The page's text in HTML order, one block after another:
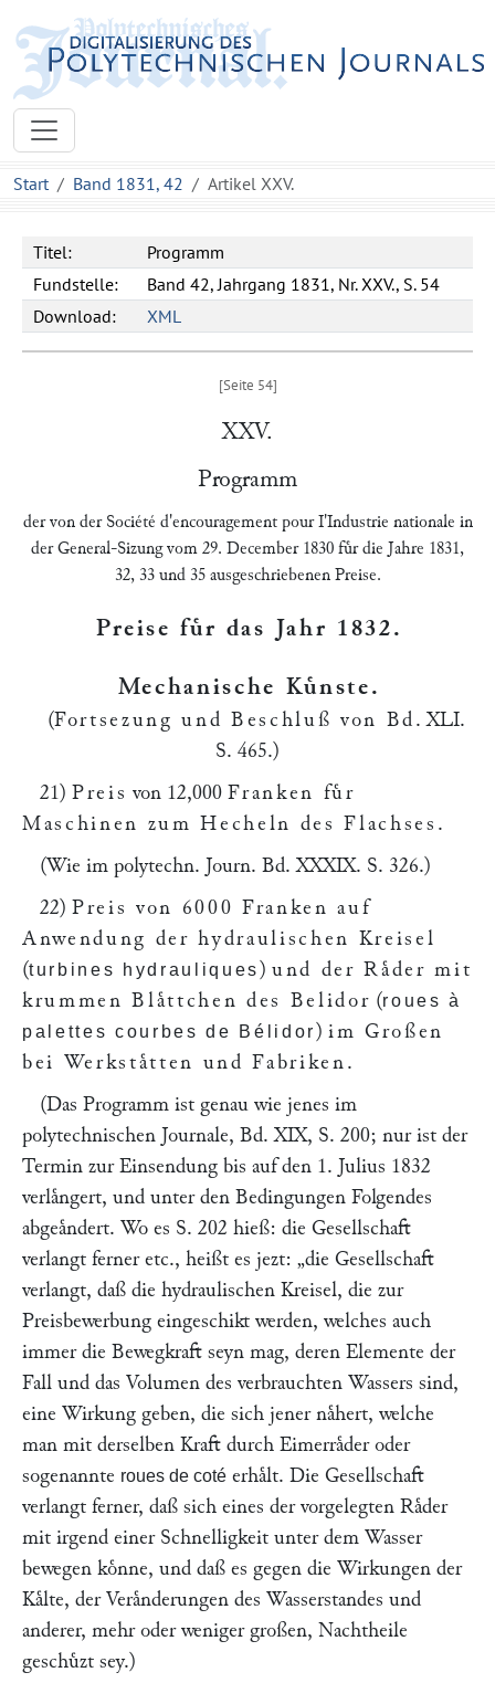
Start Band 1831, 42 Artikel XXV.
Titel:
Programm
Fundstelle:
Band 42, Jahrgang 1831, Nr. XXV., S. 54
Download:
XML
XXV.
Programm
der von der Société d'encouragement pour I'Industrie nationale in
der General-Sizung vom 29. December 1830 fuͤr die Jahre 1831,
32, 33 und 35 ausgeschriebenen Preise.
Preise fuͤr das Jahr 1832.
Mechanische Kuͤnste.
(Fortsezung und Beschluß von Bd .XLI.
S. 465.)
21) Preis von 12,000Franken fuͤr
Maschinen zum Hecheln des Flachses .
(Wie im polytechn. Journ. Bd. XXXIX. S. 326.)
22) Preis von 6000 Franken auf
Anwendung der hydraulischen Kreisel
(turbines hydrauliques ) und der Raͤder mit
krummen Blaͤttchen des Belidor (roues à
palettes courbes de Bélidor )im Großen
bei Werkstaͤtten und Fabriken .
(Das Programm ist genau wie jenes im
polytechnischen Journale, Bd. XIX, S. 200; nur ist der
Termin zur Einsendung bis auf den 1. Julius 1832
verlaͤngert, und unter den Bedingungen Folgendes
abgeaͤndert. Wo es S. 202 hieß: die Gesellschaft
verlangt ferner etc., heißt es jezt: „die Gesellschaft
verlangt, daß die hydraulischen Kreisel, die zur
Preisbewerbung eingeschikt werden, welches auch
immer die Bewegkraft seyn mag, deren Elemente der
Fall und das Volumen des verbrauchten Wassers sind,
eine Wirkung geben, die sich jener naͤhert, welche
man mit derselben Kraft durch Eimerraͤder oder
sogenannte roues de coté erhaͤlt. Die Gesellschaft
verlangt ferner, daß sich eines der vorgelegten Raͤder
mit irgend einer Schnelligkeit unter dem Wasser
bewegen koͤnne, und daß es gegen die Wirkungen der
Kaͤlte, der Veraͤnderungen des Wasserstandes und
anderer, mehr oder weniger großen, Nachtheile
geschuͤzt sey.)